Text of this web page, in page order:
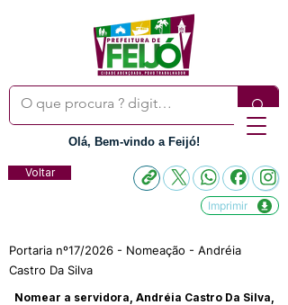
Olá, Bem-vindo a Feijó!
Voltar
Imprimir
Portaria nº17/2026 - Nomeação - Andréia
Castro Da Silva
Nomear a servidora, Andréia Castro Da Silva,